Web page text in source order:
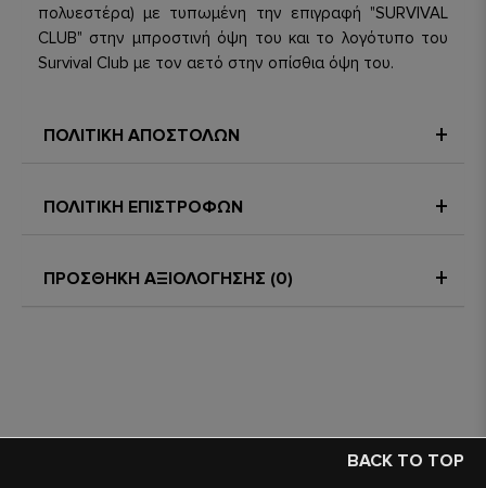
πολυεστέρα) με τυπωμένη την επιγραφή "SURVIVAL
CLUB" στην μπροστινή όψη του και το λογότυπο του
Survival Club με τον αετό στην οπίσθια όψη του.
ΠΟΛΙΤΙΚΗ ΑΠΟΣΤΟΛΩΝ
ΠΟΛΙΤΙΚΗ ΕΠΙΣΤΡΟΦΩΝ
ΠΡΟΣΘΗΚΗ ΑΞΙΟΛΟΓΗΣΗΣ (0)
BACK TO TOP